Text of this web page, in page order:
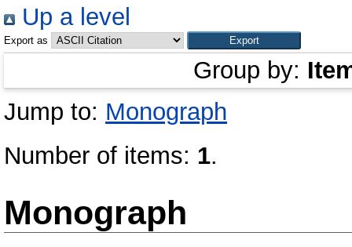
Up a level
Export as
Group by:
Jump to: Monograph
Number of items: 1.
Monograph